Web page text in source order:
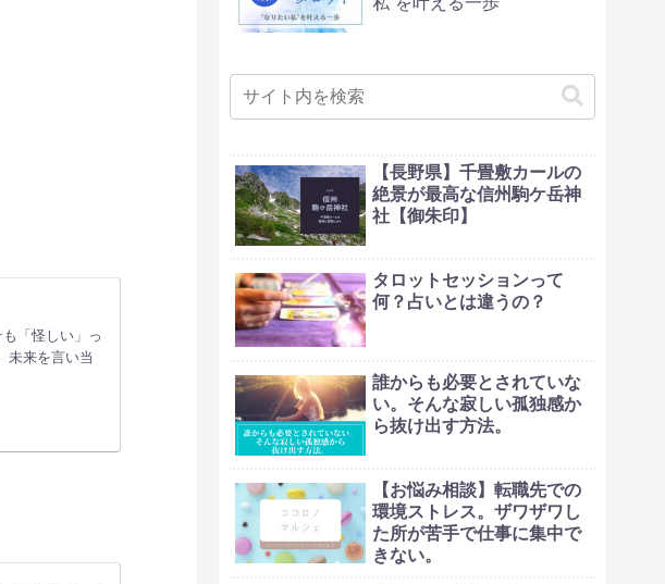
「怪しい」っ
未来を言い当
【長野県】千畳敷カールの
絶景が最高な信州駒ケ岳神
社【御朱印】
タロットセッションって
何？占いとは違うの？
誰からも必要とされていな
い。そんな寂しい孤独感か
ら抜け出す方法。
【お悩み相談】転職先での
環境ストレス。ザワザワし
た所が苦手で仕事に集中で
きない。